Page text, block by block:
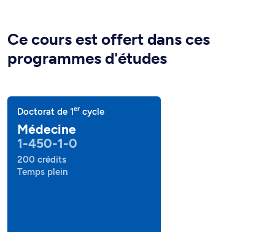
Ce cours est offert dans ces
programmes d'études
Doctorat de 1er cycle
Médecine
1-450-1-0
200 crédits
Temps plein